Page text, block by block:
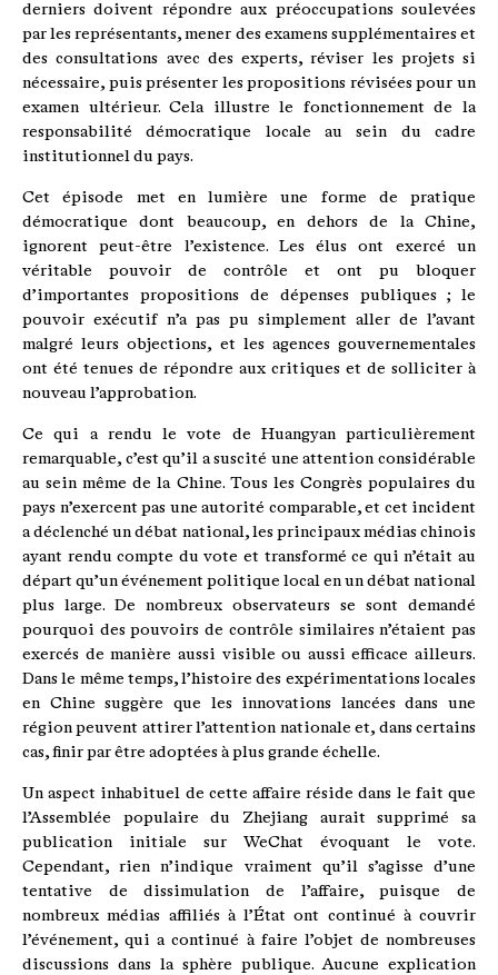
derniers doivent répondre aux préoccupations soulevées
par les représentants, mener des examens supplémentaires et
des consultations avec des experts, réviser les projets si
nécessaire, puis présenter les propositions révisées pour un
examen ultérieur. Cela illustre le fonctionnement de la
responsabilité démocratique locale au sein du cadre
institutionnel du pays.
Cet épisode met en lumière une forme de pratique
démocratique dont beaucoup, en dehors de la Chine,
ignorent peut-être l’existence. Les élus ont exercé un
véritable pouvoir de contrôle et ont pu bloquer
d’importantes propositions de dépenses publiques ; le
pouvoir exécutif n’a pas pu simplement aller de l’avant
malgré leurs objections, et les agences gouvernementales
ont été tenues de répondre aux critiques et de solliciter à
nouveau l’approbation.
Ce qui a rendu le vote de Huangyan particulièrement
remarquable, c’est qu’il a suscité une attention considérable
au sein même de la Chine. Tous les Congrès populaires du
pays n’exercent pas une autorité comparable, et cet incident
a déclenché un débat national, les principaux médias chinois
ayant rendu compte du vote et transformé ce qui n’était au
départ qu’un événement politique local en un débat national
plus large. De nombreux observateurs se sont demandé
pourquoi des pouvoirs de contrôle similaires n’étaient pas
exercés de manière aussi visible ou aussi efficace ailleurs.
Dans le même temps, l’histoire des expérimentations locales
en Chine suggère que les innovations lancées dans une
région peuvent attirer l’attention nationale et, dans certains
cas, finir par être adoptées à plus grande échelle.
Un aspect inhabituel de cette affaire réside dans le fait que
l’Assemblée populaire du Zhejiang aurait supprimé sa
publication initiale sur WeChat évoquant le vote.
Cependant, rien n’indique vraiment qu’il s’agisse d’une
tentative de dissimulation de l’affaire, puisque de
nombreux médias affiliés à l’État ont continué à couvrir
l’événement, qui a continué à faire l’objet de nombreuses
discussions dans la sphère publique. Aucune explication